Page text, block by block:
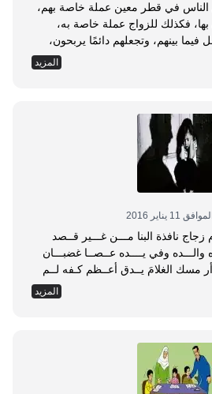
في قطر معين عملة خاصة بهم،
فكذلك للزواج عملة خاصة به،
فيما بينهم، وتجعلهم دائمًا يربحون،
عملة دائمًا سهمها مرتفع، أبدًا لا يهبط
وجهان، فلعملة الزواج وجهان،
المزيد
الغلام زجاج نافذة البنا مـــن غـــير قــصد
البشر فــأتـاه والـــده وفي يــــده عــصــا غضبـــان
كاللـــيث الجســـور إذا زأر مسك الغلامَ يــدق أعــظم كـفه لــم
يــبــق شيــئًا في عــصــاه ولــم يذر والطفل يرقص كالذبيح
ودمعه يجري كجري السيل أو دفق المطر نام الغلام وفي الصباح
المزيد